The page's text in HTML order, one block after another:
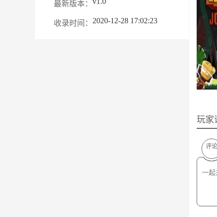
最新版本：
收录时间： 2020-12-28 17:02:23
玩家
评论